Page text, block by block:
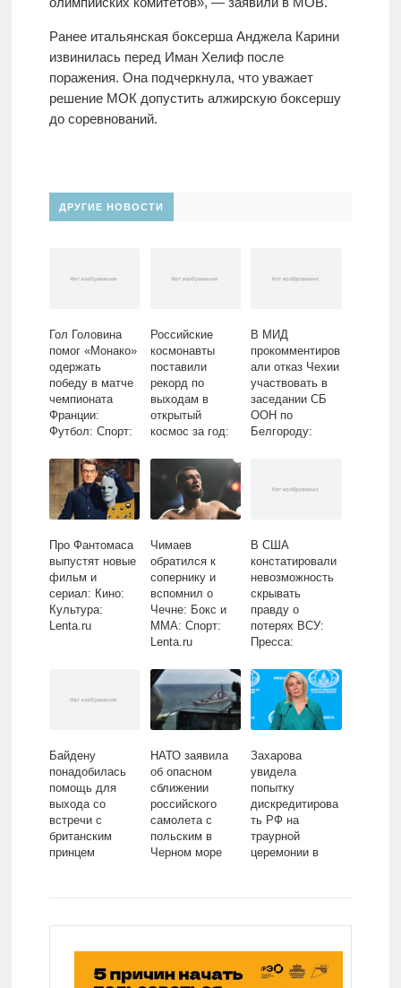
Ранее итальянская боксерша Анджела Карини
извинилась перед Иман Хелиф после
поражения. Она подчеркнула, что уважает
решение МОК допустить алжирскую боксершу
до соревнований.
ДРУГИЕ НОВОСТИ
Гол Головина
помог «Монако»
одержать
победу в матче
чемпионата
Франции:
Футбол: Спорт:
Российские
космонавты
поставили
рекорд по
выходам в
открытый
космос за год:
техника:
Lenta.ru
В МИД
прокомментиров
али отказ Чехии
участвовать в
заседании СБ
ООН по
Белгороду:
Про Фантомаса
выпустят новые
фильм и
сериал: Кино:
Культура:
Lenta.ru
Чимаев
обратился к
сопернику и
вспомнил о
Чечне: Бокс и
ММА: Спорт:
Lenta.ru
В США
констатировали
невозможность
скрывать
правду о
потерях ВСУ:
Пресса:
СМИ: Lenta.ru
Байдену
понадобилась
помощь для
выхода со
встречи с
британским
принцем
Lenta.ru
НАТО заявила
об опасном
сближении
российского
самолета с
польским в
Черном море
Захарова
увидела
попытку
дискредитирова
ть РФ на
траурной
церемонии в
Lenta.ru